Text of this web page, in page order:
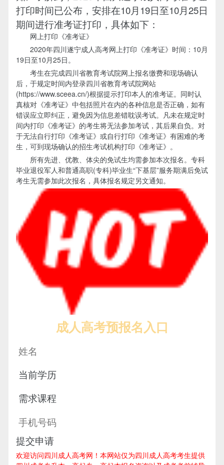
打印时间已公布，安排在10月19日至10月25日
期间进行准考证打印，具体如下：
网上打印《准考证》
2020年四川遂宁成人高考网上打印《准考证》时间：10月
19日至10月25日。
考生在完成四川省教育考试院网上报名缴费和现场确认
后，于规定时间内登录四川省教育考试院网站
(https://www.sceea.cn/)根据提示打印本人的准考证。同时认
真核对《准考证》中包括照片在内的各种信息是否正确，如有
错误应立即纠正，避免因为信息差错耽误考试。凡未在规定时
间内打印《准考证》的考生将无法参加考试，其后果自负。对
于无法自行打印《准考证》或自行打印《准考证》有困难的考
生，可到现场确认的招生考试机构打印《准考证》。
所有先进、优教、体尖的免试生均需参加本次报名。专科
毕业退役军人和普通高职(专科)毕业生“下基层”服务期满后免试
考生无需参加此次报名，具体报名规定另文通知。
成人高考预报名入口
提交申请
欢迎访问四川成人高考网！ 本网站仅为四川成人高考考生提供